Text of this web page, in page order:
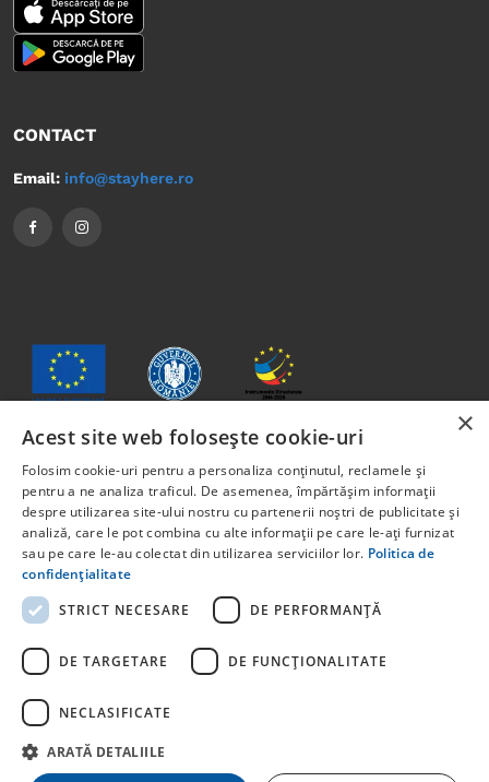
CONTACT
Email: info@stayhere.ro
Conținutul acestui material nu reprezintă în mod obligatoriu
poziția oficială a Uniunii Europene sau a Guvernului
României
Proiect cofinanțat din Fondul Social European, prin
Programul Capital Uman 2014 -2020 Axa prioritară 6:
Educație și competențe. Apelul pentru proiecte:
POCU/829/6/13 – Innotech Student. Titlul proiectului:
Pentru informații detaliate despre celelate programe
×
Acest site web folosește cookie-uri
Folosim cookie-uri pentru a personaliza conținutul, reclamele și
pentru a ne analiza traficul. De asemenea, împărtășim informații
despre utilizarea site-ului nostru cu partenerii noștri de publicitate și
analiză, care le pot combina cu alte informații pe care le-ați furnizat
sau pe care le-au colectat din utilizarea serviciilor lor. Politica de
confidențialitate
STRICT NECESARE
DE PERFORMANȚĂ
DE TARGETARE DE FUNCŢIONALITATE
NECLASIFICATE
ARATĂ DETALIILE